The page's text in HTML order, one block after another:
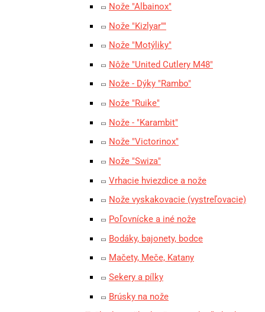
Nože "Albainox"
Nože "Kizlyar""
Nože "Motýliky"
Nôže "United Cutlery M48"
Nože - Dýky "Rambo"
Nože "Ruike"
Nože - "Karambit"
Nože "Victorinox"
Nože "Swiza"
Vrhacie hviezdice a nože
Nože vyskakovacie (vystreľovacie)
Poľovnícke a iné nože
Bodáky, bajonety, bodce
Mačety, Meče, Katany
Sekery a pílky
Brúsky na nože